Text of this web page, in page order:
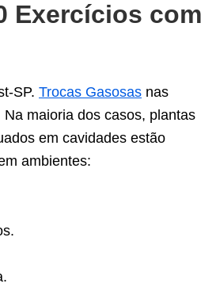
Exercícios com
SP. Trocas Gasosas nas
maioria dos casos, plantas
em cavidades estão
ambientes: